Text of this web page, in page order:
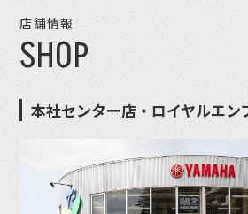
店舗情報
SHOP
本社センター店・ロイヤルエン